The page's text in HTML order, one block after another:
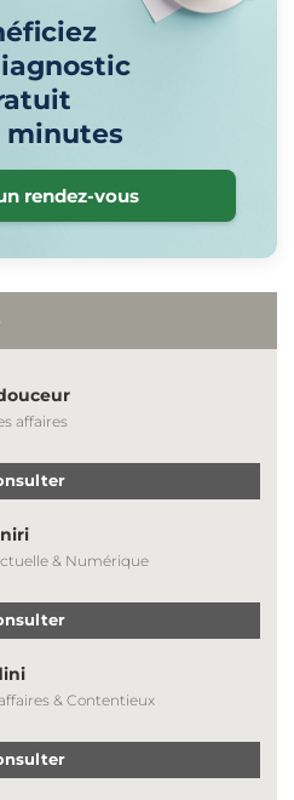
minutes
rendez-vous
affaires
& Numérique
& Contentieux